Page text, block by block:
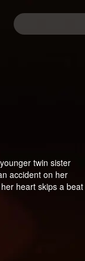
twin sister
accident on her
heart skips a beat
and what will become